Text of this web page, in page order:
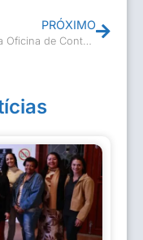
PRÓXIMO
Vem aí a Oficina de Contação de Histórias!